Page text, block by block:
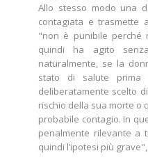
Allo stesso modo una
contagiata e trasmette
"non è punibile perché
quindi ha agito
naturalmente, se la
stato di salute prima
deliberatamente scelto
rischio della sua morte o
probabile contagio. In
penalmente rilevante a
quindi l’ipotesi più